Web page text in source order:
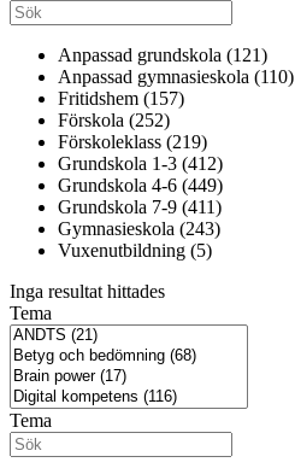
Anpassad grundskola (121)
Anpassad gymnasieskola (110)
Fritidshem (157)
Förskola (252)
Förskoleklass (219)
Grundskola 1-3 (412)
Grundskola 4-6 (449)
Grundskola 7-9 (411)
Gymnasieskola (243)
Vuxenutbildning (5)
Inga resultat hittades
Tema
Tema